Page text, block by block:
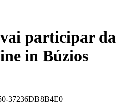
participar da
in Búzios